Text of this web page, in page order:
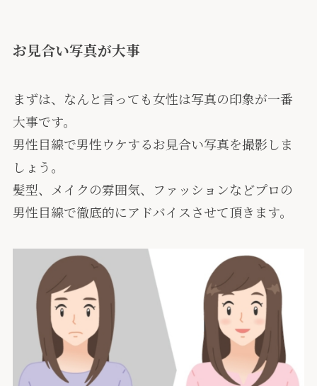
お見合い写真が大事
まずは、なんと言っても女性は写真の印象が一番
大事です。
男性目線で男性ウケするお見合い写真を撮影しま
しょう。
髪型、メイクの雰囲気、ファッションなどプロの
男性目線で徹底的にアドバイスさせて頂きます。